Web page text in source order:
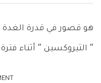
هو قصور في قدرة الغدة
” الثيروكسين ” أثناء